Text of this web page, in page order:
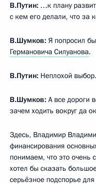
В.Путин: …к плану
с кем его делали, что за
В.Шумков: Я попросил
Германовича Силуанова.
В.Путин: Неплохой выбор.
В.Шумков: А все дороги
зачем ходить вокруг да
Здесь, Владимир
финансирования
понимаем, что это очень
хотел бы сказать
серьёзное подспорье